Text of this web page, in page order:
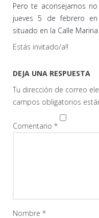
Pero te aconsejamos
jueves 5 de febrero en
situado en la Calle Marina
Estás invitado/a!!
DEJA UNA RESPUESTA
Tu dirección de correo
campos obligatorios
Comentario *
Nombre *